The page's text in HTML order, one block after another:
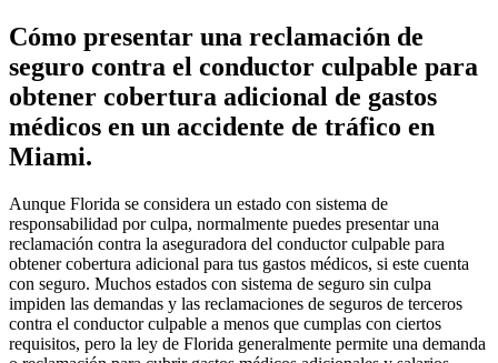
Cómo presentar una reclamación de
seguro contra el conductor culpable para
obtener cobertura adicional de gastos
médicos en un accidente de tráfico en
Miami.
Aunque Florida se considera un estado con sistema de
responsabilidad por culpa, normalmente puedes presentar una
reclamación contra la aseguradora del conductor culpable para
obtener cobertura adicional para tus gastos médicos, si este cuenta
con seguro. Muchos estados con sistema de seguro sin culpa
impiden las demandas y las reclamaciones de seguros de terceros
contra el conductor culpable a menos que cumplas con ciertos
requisitos, pero la ley de Florida generalmente permite una demanda